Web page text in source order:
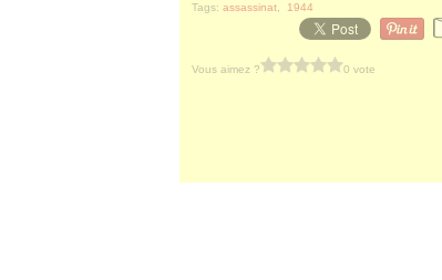
Tags: assassinat 1944
Vous aimez ? 0 vote